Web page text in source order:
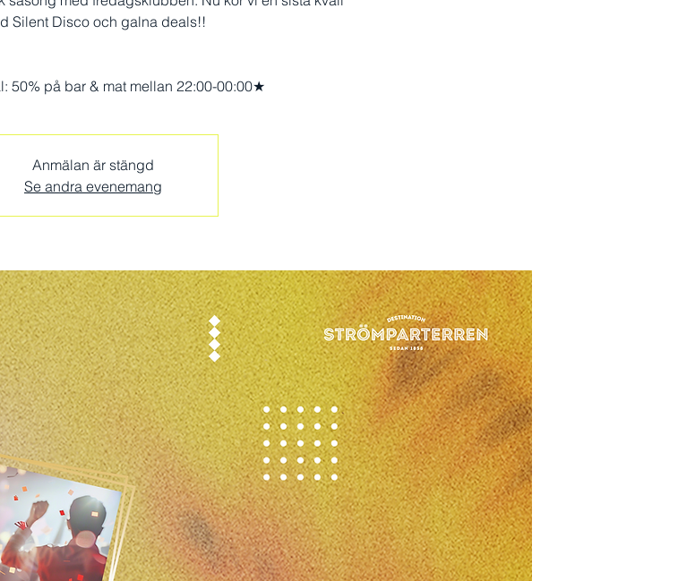
Silent Disco och galna deals!!
50% på bar & mat mellan 22:00-00:00★
Anmälan är stängd
Se andra evenemang